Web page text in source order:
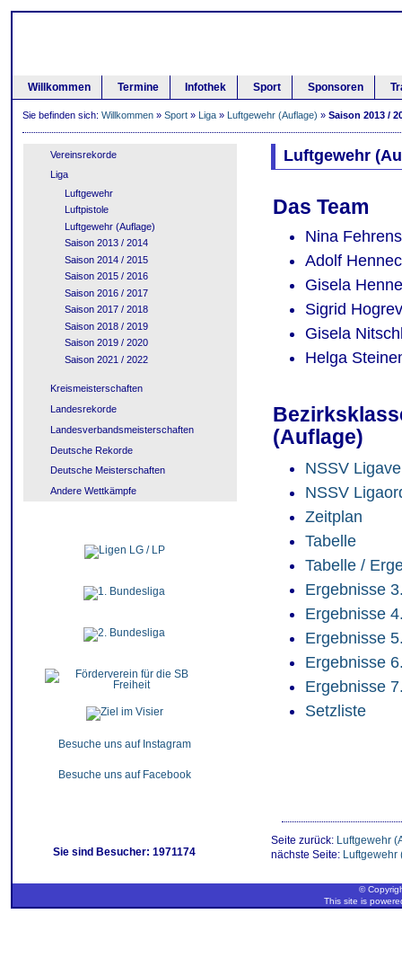
Willkommen Termine Infothek Sport Sponsoren
Sie befinden sich: Willkommen» Sport» Liga» Luftgewehr (Auflage) » Saison 2013 /
Vereinsrekorde
Liga
Luftgewehr
Luftpistole
Luftgewehr (Auflage)
Saison 2013 / 2014
Saison 2014 / 2015
Saison 2015 / 2016
Saison 2016 / 2017
Saison 2017 / 2018
Saison 2018 / 2019
Saison 2019 / 2020
Saison 2021 / 2022
Kreismeisterschaften
Landesrekorde
Landesverbandsmeisterschaften
Deutsche Rekorde
Deutsche Meisterschaften
Andere Wettkämpfe
Besuche uns auf Instagram
Besuche uns auf Facebook
Sie sind Besucher: 1971174
Luftgewehr
Das Team
Nina
Adolf
Gisela
Sigrid
Gisela
Helga
(Auflage)
NSSV
NSSV
Zeitplan
Tabelle
Tabelle /
Ergebnisse
Ergebnisse
Ergebnisse
Ergebnisse
Ergebnisse
Setzliste
Seite zurück: Luftgewehr
nächste Seite: Luftgewehr
©
This site is